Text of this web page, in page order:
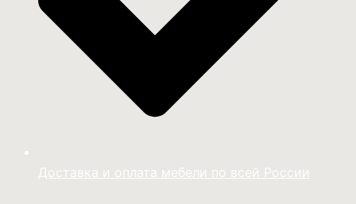
Доставка и оплата мебели по всей России